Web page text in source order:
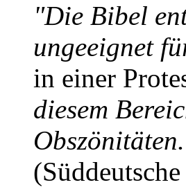
"Die Bibel
ungeeignet
in einer
diesem